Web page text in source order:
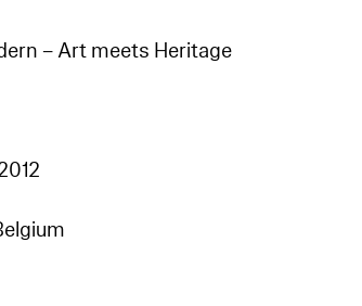
– Art meets Heritage